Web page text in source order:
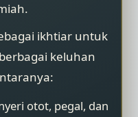
ikhtiar untuk
keluhan
otot, pegal, dan